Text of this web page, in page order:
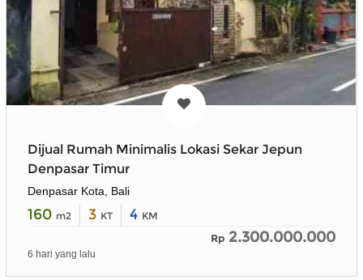
Dijual Rumah Minimalis Lokasi Sekar Jepun
Denpasar Timur
Denpasar Kota, Bali
160 m2 3 KT 4 KM
Rp 2.300.000.000
6 hari yang lalu